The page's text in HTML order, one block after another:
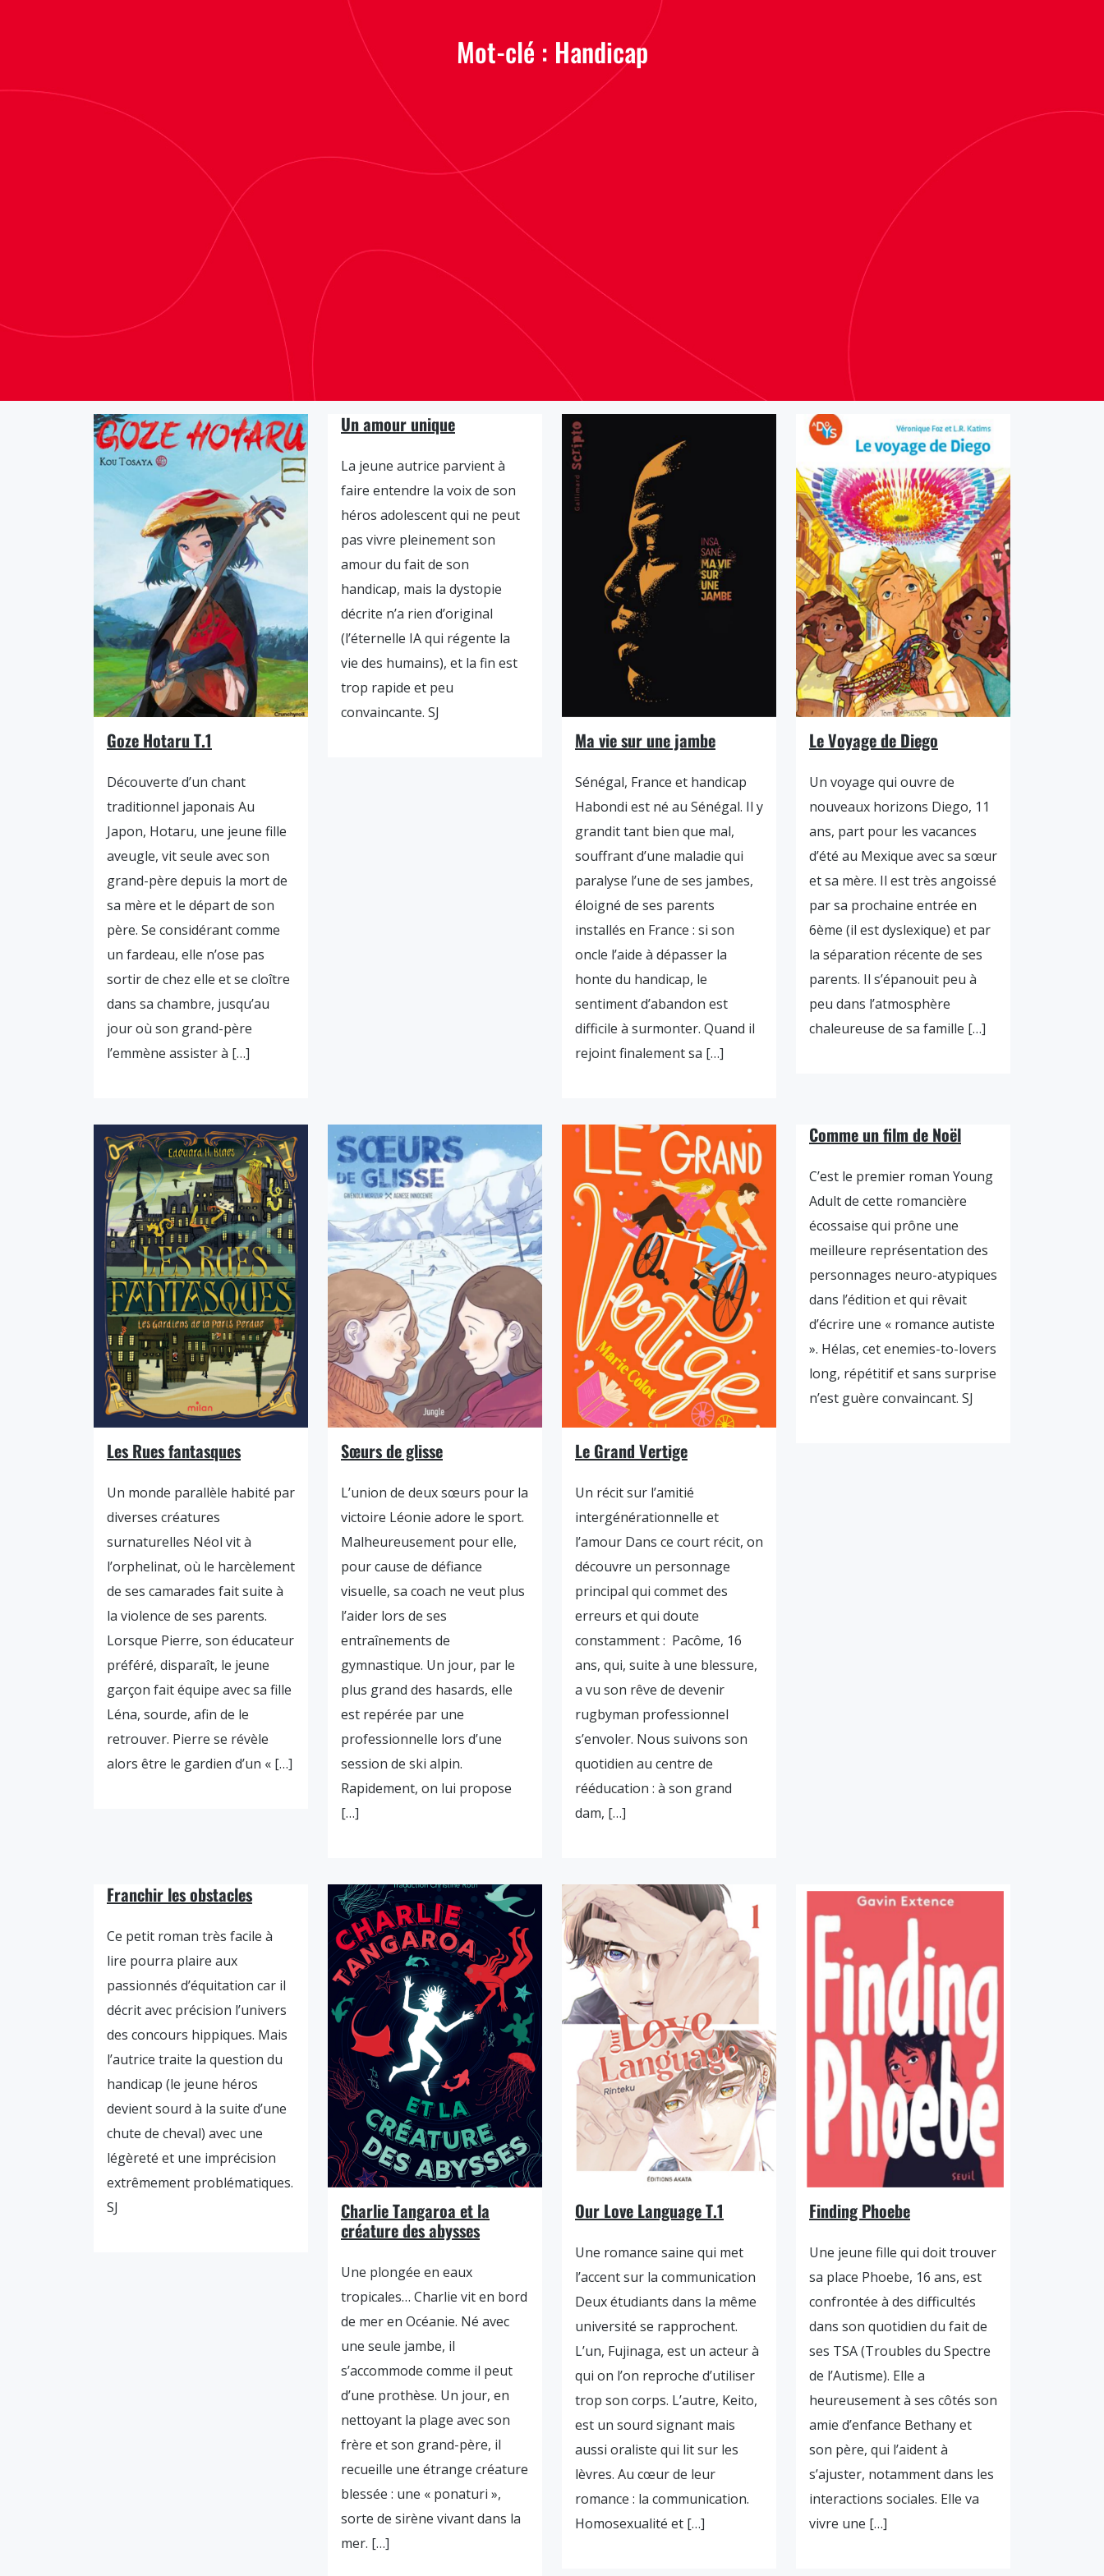
Mot-clé : Handicap
Goze Hotaru T.1
Découverte d’un chant
traditionnel japonais Au
Japon, Hotaru, une jeune fille
aveugle, vit seule avec son
grand-père depuis la mort de
sa mère et le départ de son
père. Se considérant comme
un fardeau, elle n’ose pas
sortir de chez elle et se cloître
dans sa chambre, jusqu’au
jour où son grand-père
l’emmène assister à […]
Un amour unique
La jeune autrice parvient à
faire entendre la voix de son
héros adolescent qui ne peut
pas vivre pleinement son
amour du fait de son
handicap, mais la dystopie
décrite n’a rien d’original
(l’éternelle IA qui régente la
vie des humains), et la fin est
trop rapide et peu
convaincante. SJ
Ma vie sur une jambe
Sénégal, France et handicap
Habondi est né au Sénégal. Il y
grandit tant bien que mal,
souffrant d’une maladie qui
paralyse l’une de ses jambes,
éloigné de ses parents
installés en France : si son
oncle l’aide à dépasser la
honte du handicap, le
sentiment d’abandon est
difficile à surmonter. Quand il
rejoint finalement sa […]
Le Voyage de Diego
Un voyage qui ouvre de
nouveaux horizons Diego, 11
ans, part pour les vacances
d’été au Mexique avec sa sœur
et sa mère. Il est très angoissé
par sa prochaine entrée en
6ème (il est dyslexique) et par
la séparation récente de ses
parents. Il s’épanouit peu à
peu dans l’atmosphère
chaleureuse de sa famille […]
Les Rues fantasques
Un monde parallèle habité par
diverses créatures
surnaturelles Néol vit à
l’orphelinat, où le harcèlement
de ses camarades fait suite à
la violence de ses parents.
Lorsque Pierre, son éducateur
préféré, disparaît, le jeune
garçon fait équipe avec sa fille
Léna, sourde, afin de le
retrouver. Pierre se révèle
alors être le gardien d’un « […]
Sœurs de glisse
L’union de deux sœurs pour la
victoire Léonie adore le sport.
Malheureusement pour elle,
pour cause de défiance
visuelle, sa coach ne veut plus
l’aider lors de ses
entraînements de
gymnastique. Un jour, par le
plus grand des hasards, elle
est repérée par une
professionnelle lors d’une
session de ski alpin.
Rapidement, on lui propose
[…]
Le Grand Vertige
Un récit sur l’amitié
intergénérationnelle et
l’amour Dans ce court récit, on
découvre un personnage
principal qui commet des
erreurs et qui doute
constamment : Pacôme, 16
ans, qui, suite à une blessure,
a vu son rêve de devenir
rugbyman professionnel
s’envoler. Nous suivons son
quotidien au centre de
rééducation : à son grand
dam, […]
Comme un film de Noël
C’est le premier roman Young
Adult de cette romancière
écossaise qui prône une
meilleure représentation des
personnages neuro-atypiques
dans l’édition et qui rêvait
d’écrire une « romance autiste
». Hélas, cet enemies-to-lovers
long, répétitif et sans surprise
n’est guère convaincant. SJ
Franchir les obstacles
Ce petit roman très facile à
lire pourra plaire aux
passionnés d’équitation car il
décrit avec précision l’univers
des concours hippiques. Mais
l’autrice traite la question du
handicap (le jeune héros
devient sourd à la suite d’une
chute de cheval) avec une
légèreté et une imprécision
extrêmement problématiques.
SJ
Charlie Tangaroa et la
créature des abysses
Une plongée en eaux
tropicales… Charlie vit en bord
de mer en Océanie. Né avec
une seule jambe, il
s’accommode comme il peut
d’une prothèse. Un jour, en
nettoyant la plage avec son
frère et son grand-père, il
recueille une étrange créature
blessée : une « ponaturi »,
sorte de sirène vivant dans la
mer. […]
Our Love Language T.1
Une romance saine qui met
l’accent sur la communication
Deux étudiants dans la même
université se rapprochent.
L’un, Fujinaga, est un acteur à
qui on l’on reproche d’utiliser
trop son corps. L’autre, Keito,
est un sourd signant mais
aussi oraliste qui lit sur les
lèvres. Au cœur de leur
romance : la communication.
Homosexualité et […]
Finding Phoebe
Une jeune fille qui doit trouver
sa place Phoebe, 16 ans, est
confrontée à des difficultés
dans son quotidien du fait de
ses TSA (Troubles du Spectre
de l’Autisme). Elle a
heureusement à ses côtés son
amie d’enfance Bethany et
son père, qui l’aident à
s’ajuster, notamment dans les
interactions sociales. Elle va
vivre une […]